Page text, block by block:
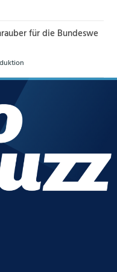
für die Bundeswe